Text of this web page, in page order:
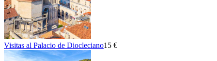
Visitas al Palacio de Diocleciano15 €